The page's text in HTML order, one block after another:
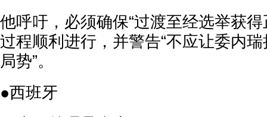
他呼吁，必须确保“过渡至经选举获
过程顺利进行，并警告“不应让委内
局势”。
●西班牙